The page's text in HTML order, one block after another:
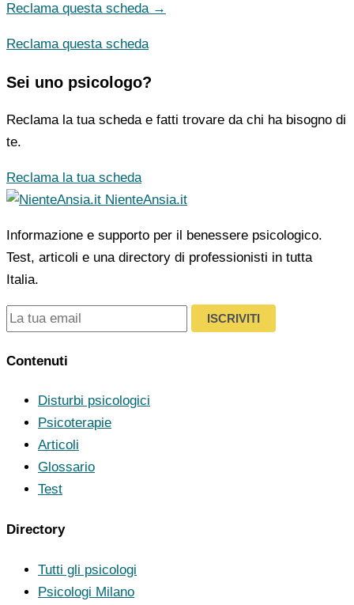
Reclama questa scheda →
Reclama questa scheda
Sei uno psicologo?
Reclama la tua scheda e fatti trovare da chi ha bisogno di
te.
Reclama la tua scheda
NienteAnsia.it
Informazione e supporto per il benessere psicologico.
Test, articoli e una directory di professionisti in tutta
Italia.
ISCRIVITI
Contenuti
Disturbi psicologici
Psicoterapie
Articoli
Glossario
Test
Directory
Tutti gli psicologi
Psicologi Milano